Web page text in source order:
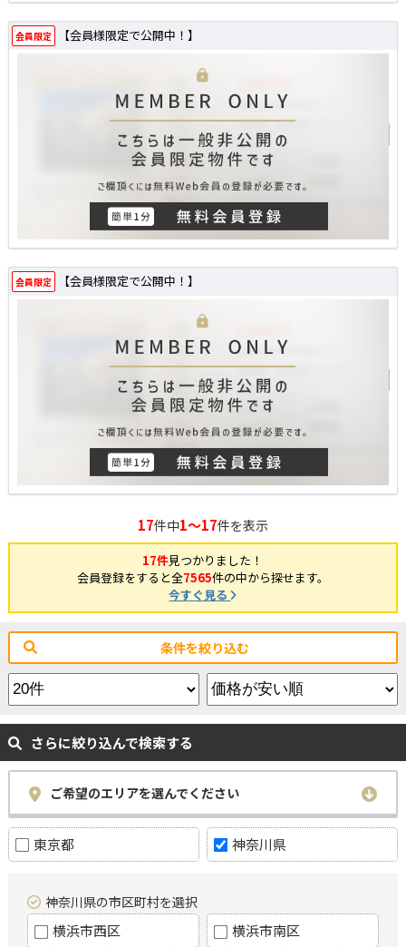
会員限定 【会員様限定で公開中！】
会員限定 【会員様限定で公開中！】
17件中1～17件を表示
17件見つかりました！
会員登録をすると全7565件の中から探せます。
今すぐ見る
条件を絞り込む
さらに絞り込んで検索する
ご希望のエリアを選んでください
東京都 神奈川県
神奈川県の市区町村を選択
横浜市西区 横浜市南区